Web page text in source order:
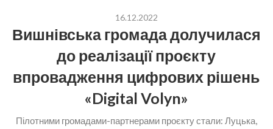
16.12.2022
Вишнівська громада долучилася
до реалізації проєкту
впровадження цифрових рішень
«Digital Volyn»
Пілотними громадами-партнерами проєкту стали: Луцька,